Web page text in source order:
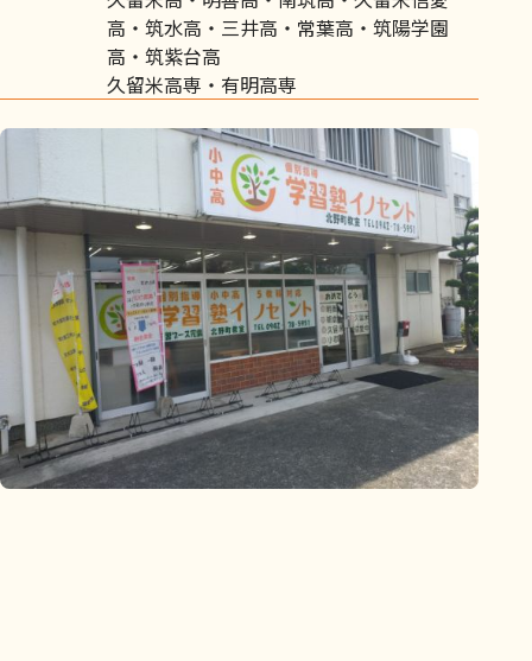
高・筑水高・三井高・常葉高・筑陽学園
高・筑紫台高
久留米高専・有明高専